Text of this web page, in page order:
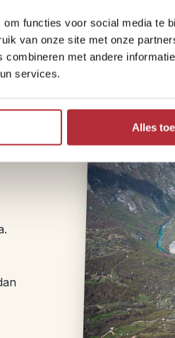
functies voor social media te
van onze site met onze
met andere
services.
Alles
één van de drie startpunten.
benen op de grond blijft,
gezegd op het water. Kijk